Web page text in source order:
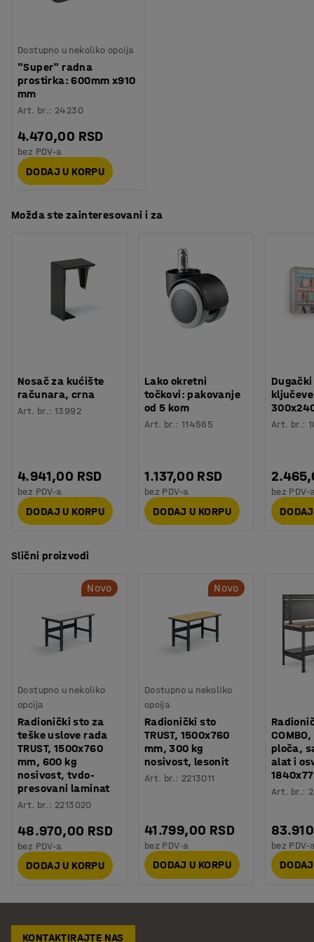
Dostupno u nekoliko opcija
"Super" radna
prostirka: 600mm x910
mm
Art. br.: 24230
4.470,00 RSD
bez PDV-a
DODAJ U KORPU
Možda ste zainteresovani i za
Nosač za kućište
računara, crna
Art. br.:13992
4.941,00 RSD
bez PDV-a
DODAJ U KORPU
Lako okretni
točkovi: pakovanje
od 5 kom
Art. br.: 114565
1.137,00 RSD
bez PDV-a
DODAJ U KORPU
Art. br.:
bez PDV-
Slični proizvodi
Novo
Dostupno u nekoliko
opcija
Radionički sto za
teške uslove rada
TRUST, 1500x760
mm, 600 kg
nosivost, tvdo-
presovani laminat
Art. br.: 2213020
48.970,00 RSD
bez PDV-a
DODAJ U KORPU
Novo
Dostupno u nekoliko
opcija
Radionički sto
TRUST, 1500x760
mm, 300 kg
nosivost, lesonit
Art. br.: 2213011
41.799,00 RSD
bez PDV-a
DODAJ U KORPU
ploča,
alat i
Art. br.:
bez PDV-
KONTAKTIRAJTE NAS